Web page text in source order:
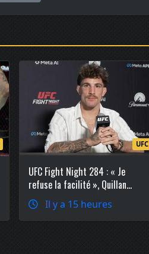
UFC
UFC Fight Night 284 : « Je
refuse la facilité », Quillan
Salkilld explique pourquoi il a
réclamé Mateusz Gamrot
Il y a 15 heures